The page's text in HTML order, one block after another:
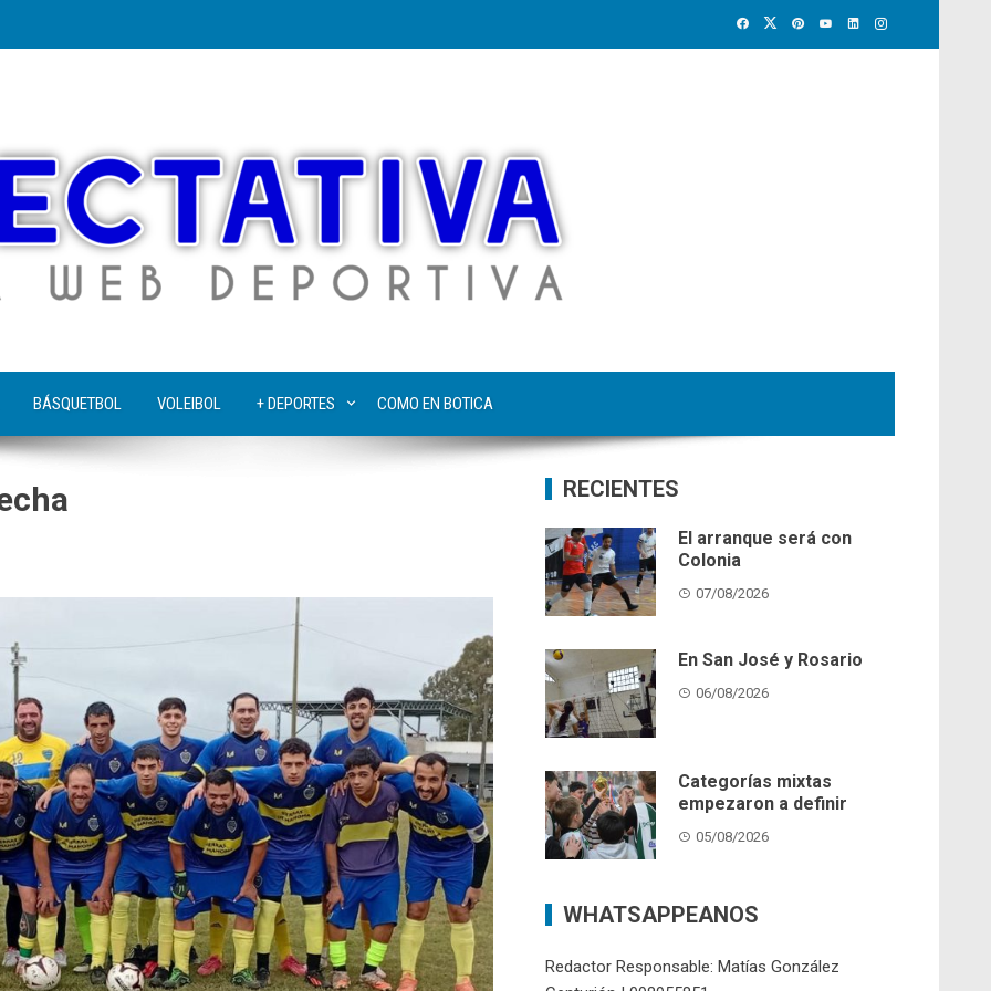
BÁSQUETBOL VOLEIBOL + DEPORTES COMO EN BOTICA
RECIENTES
El arranque será con
Colonia
07/08/2026
En San José y Rosario
06/08/2026
Categorías mixtas
empezaron a definir
05/08/2026
WHATSAPPEANOS
Redactor Responsable: Matías González